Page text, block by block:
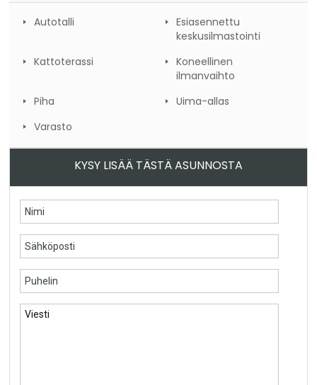
Autotalli
Esiasennettu
keskusilmastointi
Kattoterassi
Koneellinen
ilmanvaihto
Piha
Uima-allas
Varasto
KYSY LISÄÄ TÄSTÄ ASUNNOSTA